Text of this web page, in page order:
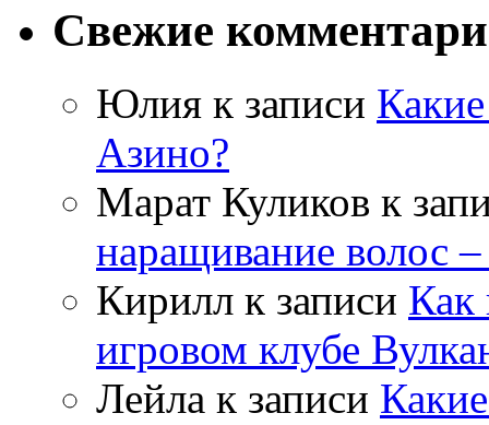
Свежие
Юлия к записи
Азино?
Марат Куликов к
наращивание волос
Кирилл к записи Как
игровом клубе
Лейла к записи